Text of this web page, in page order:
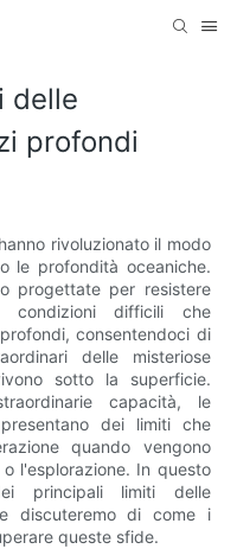
delle
profondi
rivoluzionato il modo
le profondità oceaniche.
progettate per resistere
difficili che
consentendoci di
delle misteriose
sotto la superficie.
capacità, le
dei limiti che
quando vengono
l'esplorazione. In questo
principali limiti delle
discuteremo di come i
queste sfide.